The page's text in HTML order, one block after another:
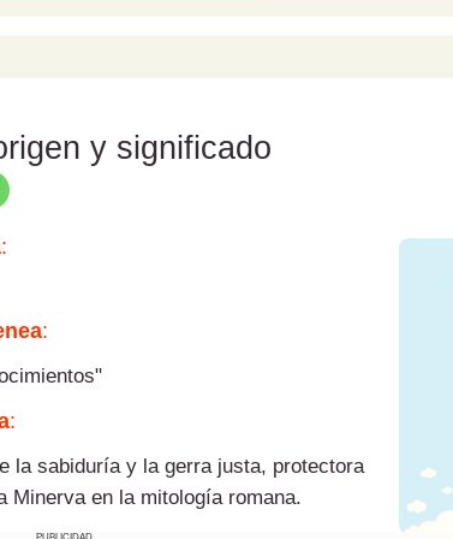
y significado
:
:
:
la sabiduría y la gerra justa, protectora
Minerva en la mitología romana.